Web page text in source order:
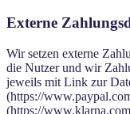
Externe
Wir setzen externe
die Nutzer und wir
jeweils mit Link zur
(https://
(https://